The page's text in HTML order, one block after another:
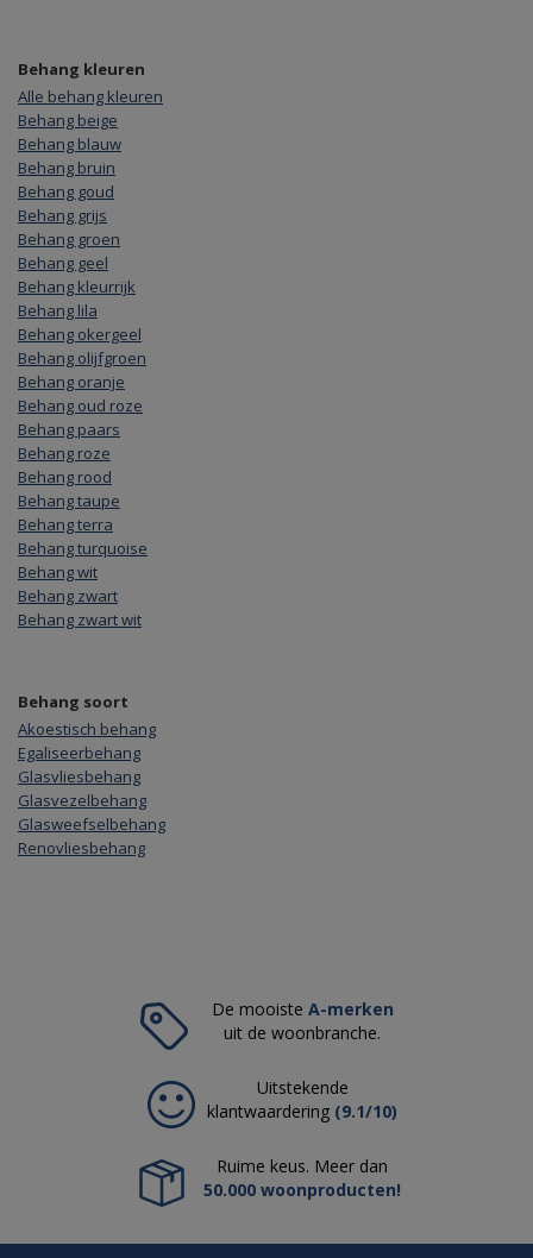
Behang kleuren
Alle behang kleuren
Behang beige
Behang blauw
Behang bruin
Behang goud
Behang grijs
Behang groen
Behang geel
Behang kleurrijk
Behang lila
Behang okergeel
Behang olijfgroen
Behang oranje
Behang oud roze
Behang paars
Behang roze
Behang rood
Behang taupe
Behang terra
Behang turquoise
Behang wit
Behang zwart
Behang zwart wit
Behang soort
Akoestisch behang
Egaliseerbehang
Glasvliesbehang
Glasvezelbehang
Glasweefselbehang
Renovliesbehang
De mooiste A-merken
uit de woonbranche.
Uitstekende
klantwaardering (9.1/10)
Ruime keus. Meer dan
50.000 woonproducten!